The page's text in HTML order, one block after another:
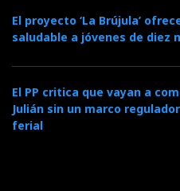
El proyecto ‘La Brújula’
saludable a jóvenes de diez
El PP critica que vayan a
Julián sin un marco
ferial